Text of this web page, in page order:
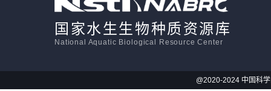
国家水生生物种质资源库
National Aquatic Biological Resource Center
@2020-2024 中国科